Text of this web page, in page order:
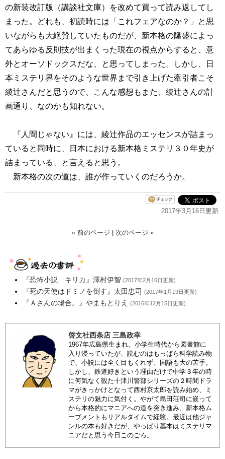
の新装改訂版（講談社文庫）を改めて買って読み返してし
まった。どれも、初読時には「これフェアなのか？」と思
いながらも大絶賛していたものだが、新本格の隆盛によっ
てあらゆる反則技が出まくった現在の視点からすると、意
外とオーソドックスだな、と思ってしまった。しかし、日
本ミステリ界をそのような世界まで引き上げた牽引者こそ
綾辻さんだと思うので、こんな感想もまた、綾辻さんの計
画通り、なのかも知れない。
『人間じゃない』には、綾辻作品のエッセンスが詰まっ
ていると同時に、日本における新本格ミステリ３０年史が
詰まっている、と言えると思う。
新本格の次の道は、誰が作っていくのだろうか。
2017年3月16日更新
« 前のページ 次のページ »
『恐怖小説 キリカ』澤村伊智 (2017年2月16日更新)
『死の天使はドミノを倒す』太田忠司 (2017年1月19日更新)
『Ａさんの場合。』やまもとりえ (2016年12月15日更新)
啓文社西条店 三島政幸
1967年広島県生まれ。小学生時代から図書館に
入り浸っていたが、読むのはもっぱら科学読み物
で、小説には全く目もくれず、国語も大の苦手。
しかし、鉄道好きという理由だけで中学３年の時
に何気なく観た十津川警部シリーズの２時間ドラ
マがきっかけとなって西村京太郎を読み始め、ミ
ステリの魅力に気付く。やがて島田荘司に嵌って
から本格的にマニアへの道を突き進み、新本格ム
ーブメントもリアルタイムで経験。最近は他ジャ
ンルの本も好きだが、やっぱり基本はミステリマ
ニアだと思う今日このごろ。